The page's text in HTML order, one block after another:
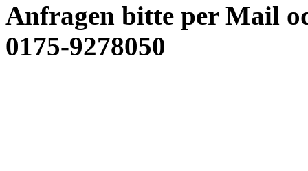
Anfragen bitte per Mail
0175-9278050